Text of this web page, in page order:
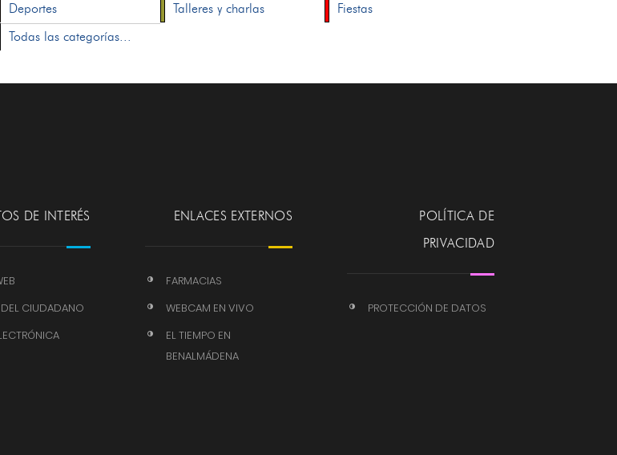
Deportes Talleres y charlas
Fiestas
Todas las categorías...
DE INTERÉS
CIUDADANO
ENLACES EXTERNOS
FARMACIAS
WEBCAM EN VIVO
EL TIEMPO EN
BENALMÁDENA
POLÍTICA DE
PRIVACIDAD
PROTECCIÓN DE DATOS